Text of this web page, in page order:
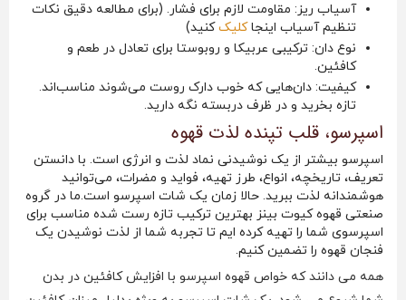
آسیاب ریز: مقاومت لازم برای فشار. (برای مطالعه دقیق نکات
تنظیم آسیاب اینجاکلیککنید)
نوع دان: ترکیبی عربیکا و روبوستا برای تعادل در طعم و
کافئین.
کیفیت: دان‌هایی که خوب دارک روست می‌شوند مناسب‌اند.
تازه بخرید و در ظرف دربسته نگه دارید.
اسپرسو، قلب تپنده لذت قهوه
اسپرسو بیشتر از یک نوشیدنی نماد لذت و انرژی است. با دانستن
تعریف، تاریخچه، انواع، طرز تهیه، فواید و مضرات، می‌توانید
هوشمندانه لذت ببرید. حالا زمان یک شات اسپرسو است.ما در گروه
صنعتی قهوه کیوت بینز بهترین ترکیب تازه رست شده مناسب برای
اسپرسوی شما را تهیه کرده ایم تا تجربه شما از لذت نوشیدن یک
فنجان قهوه را تضمین کنیم.
همه می دانند که خواص قهوه اسپرسو با افزایش کافئین در بدن